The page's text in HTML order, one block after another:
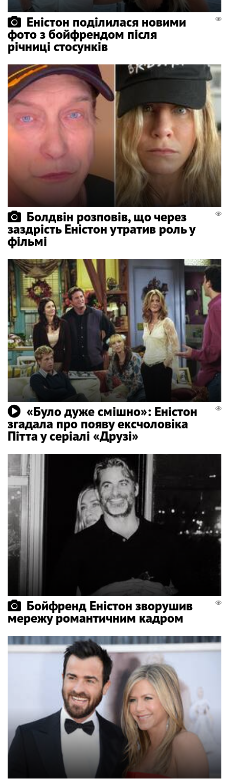
Еністон поділилася новими
фото з бойфрендом після
річниці стосунків
Болдвін розповів, що через
заздрість Еністон утратив роль у
фільмі
«Було дуже смішно»: Еністон
згадала про появу ексчоловіка
Пітта у серіалі «Друзі»
Бойфренд Еністон зворушив
мережу романтичним кадром